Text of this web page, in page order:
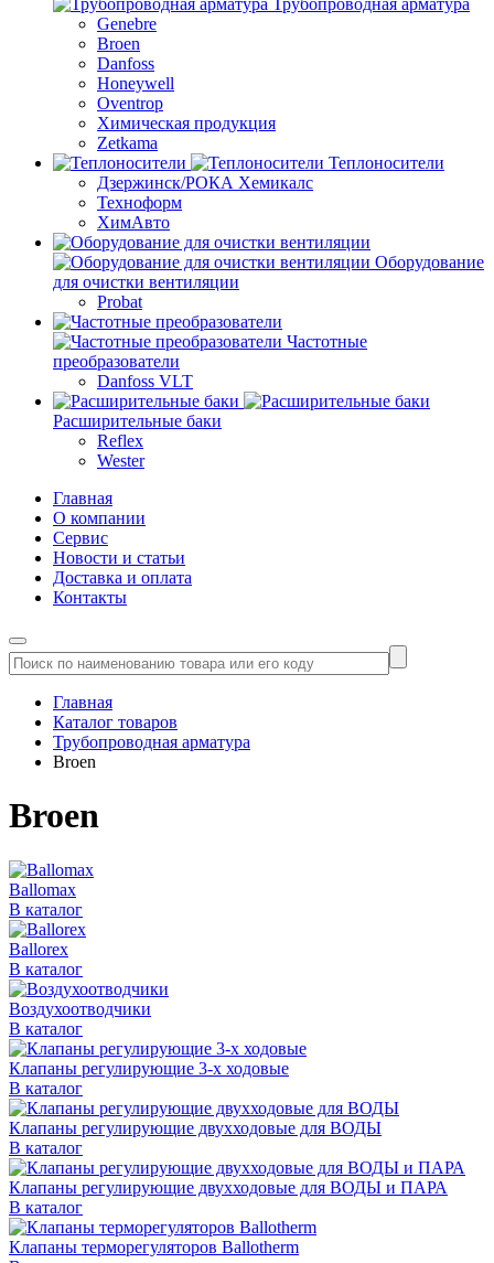
Трубопроводная арматура
Genebre
Broen
Danfoss
Honeywell
Oventrop
Химическая продукция
Zetkama
Теплоносители
Дзержинск/РОКА Хемикалс
Техноформ
ХимАвто
Оборудование
для очистки вентиляции
Probat
Частотные
преобразователи
Danfoss VLT
Расширительные баки
Reflex
Wester
Главная
О компании
Сервис
Новости и статьи
Доставка и оплата
Контакты
Главная
Каталог товаров
Трубопроводная арматура
Broen
Broen
Ballomax
В каталог
Ballorex
В каталог
Воздухоотводчики
В каталог
Клапаны регулирующие 3-х ходовые
В каталог
Клапаны регулирующие двухходовые для ВОДЫ
В каталог
Клапаны регулирующие двухходовые для ВОДЫ и ПАРА
В каталог
Клапаны терморегуляторов Ballotherm